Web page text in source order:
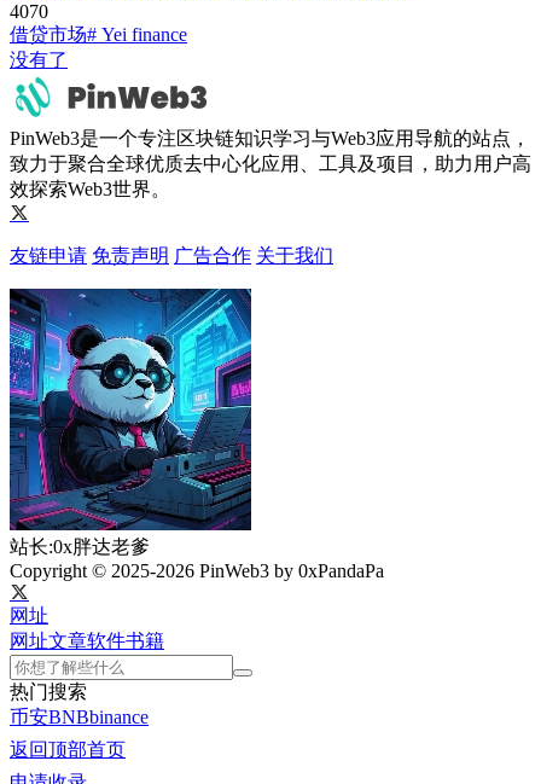
4070
借贷市场# Yei finance
没有了
PinWeb3是一个专注区块链知识学习与Web3应用导航的站点，
致力于聚合全球优质去中心化应用、工具及项目，助力用户高
效探索Web3世界。
友链申请 免责声明 广告合作 关于我们
站长:0x胖达老爹
Copyright © 2025-2026 PinWeb3 by 0xPandaPa
网址
网址文章软件书籍
热门搜索
币安BNBbinance
返回顶部首页